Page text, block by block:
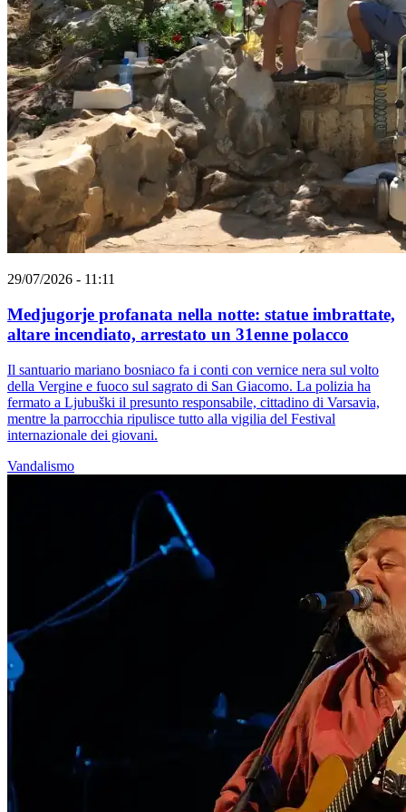
29/07/2026 - 11:11
Medjugorje profanata nella notte: statue imbrattate,
altare incendiato, arrestato un 31enne polacco
Il santuario mariano bosniaco fa i conti con vernice nera sul volto
della Vergine e fuoco sul sagrato di San Giacomo. La polizia ha
fermato a Ljubuški il presunto responsabile, cittadino di Varsavia,
mentre la parrocchia ripulisce tutto alla vigilia del Festival
internazionale dei giovani.
Vandalismo